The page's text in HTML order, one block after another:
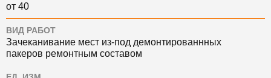
от 40
ВИД РАБОТ
Зачеканивание мест из-под демонтированнных
пакеров ремонтным составом